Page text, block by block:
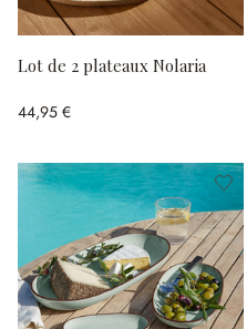
Lot de 2 plateaux Nolaria
44,95 €